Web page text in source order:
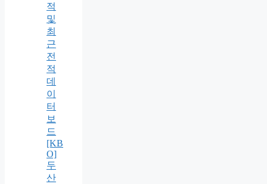
적
및
최
근
전
적
데
이
터
보
드
[KB
O]
두
산